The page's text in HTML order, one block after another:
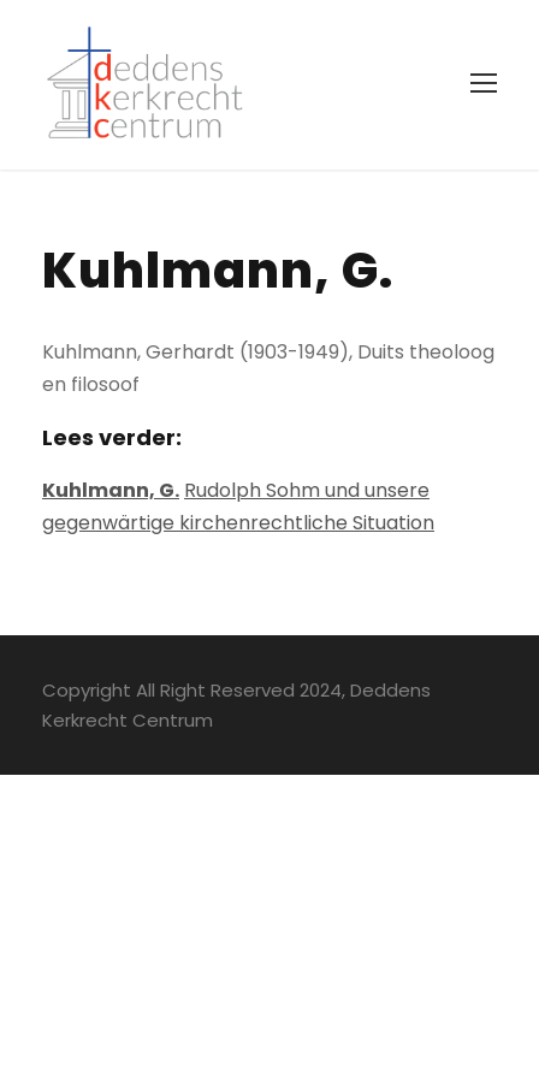
Kuhlmann, G.
Kuhlmann, Gerhardt (1903-1949), Duits theoloog
en filosoof
Lees verder:
Kuhlmann, G. Rudolph Sohm und unsere
gegenwärtige kirchenrechtliche Situation
Copyright All Right Reserved 2024, Deddens
Kerkrecht Centrum